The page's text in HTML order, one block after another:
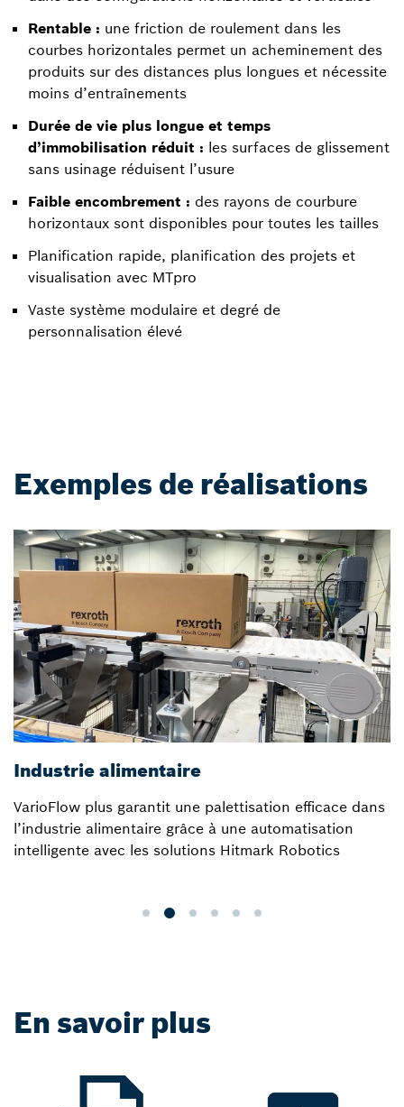
Rentable : une friction de roulement dans les
courbes horizontales permet un acheminement des
produits sur des distances plus longues et nécessite
moins d’entraînements
Durée de vie plus longue et temps
d’immobilisation réduit : les surfaces de glissement
sans usinage réduisent l’usure
Faible encombrement : des rayons de courbure
horizontaux sont disponibles pour toutes les tailles
Planification rapide, planification des projets et
visualisation avec MTpro
Vaste système modulaire et degré de
personnalisation élevé
Exemples de réalisations
Industrie alimentaire
VarioFlow plus garantit une palettisation efficace dans
l’industrie alimentaire grâce à une automatisation
intelligente avec les solutions Hitmark Robotics
En savoir plus